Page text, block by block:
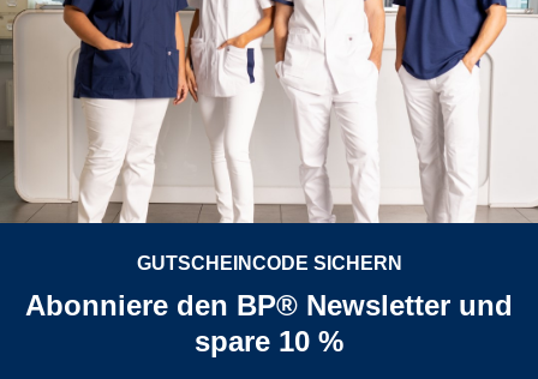
GUTSCHEINCODE SICHERN
Abonniere den BP® Newsletter und
spare 10 %